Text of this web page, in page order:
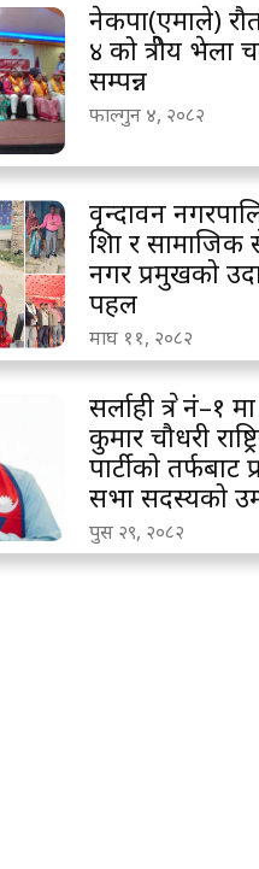
नेकपा(एमाले)
४ को क्षेत्रीय भेला
सम्पन्न
फाल्गुन ४, २०८२
वृन्दावन
शिक्षा र सामाजिक
नगर प्रमुखको
पहल
माघ ११, २०८२
सर्लाही क्षेत्र नं–१
कुमार चौधरी
पार्टीको तर्फबाट
सभा सदस्यको
पुस २९, २०८२